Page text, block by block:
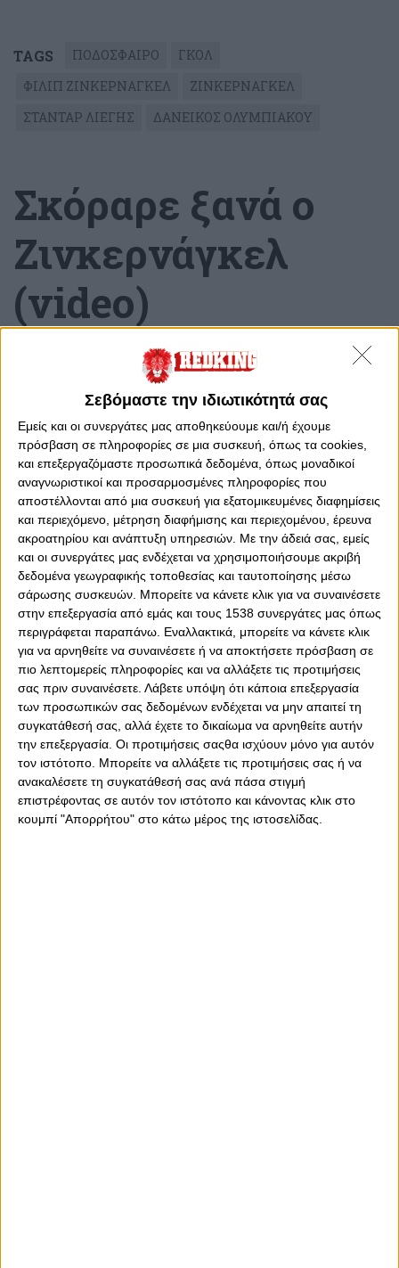
Σεβόμαστε την ιδιωτικότητά σας
Εμείς και οι συνεργάτες μας αποθηκεύουμε και/ή έχουμε
πρόσβαση σε πληροφορίες σε μια συσκευή, όπως τα cookies,
και επεξεργαζόμαστε προσωπικά δεδομένα, όπως μοναδικοί
αναγνωριστικοί και προσαρμοσμένες πληροφορίες που
αποστέλλονται από μια συσκευή για εξατομικευμένες διαφημίσεις
και περιεχόμενο, μέτρηση διαφήμισης και περιεχομένου, έρευνα
ακροατηρίου και ανάπτυξη υπηρεσιών. Με την άδειά σας, εμείς
και οι συνεργάτες μας ενδέχεται να χρησιμοποιήσουμε ακριβή
δεδομένα γεωγραφικής τοποθεσίας και ταυτοποίησης μέσω
σάρωσης συσκευών. Μπορείτε να κάνετε κλικ για να συναινέσετε
στην επεξεργασία από εμάς και τους 1538 συνεργάτες μας όπως
περιγράφεται παραπάνω. Εναλλακτικά, μπορείτε να κάνετε κλικ
για να αρνηθείτε να συναινέσετε ή να αποκτήσετε πρόσβαση σε
πιο λεπτομερείς πληροφορίες και να αλλάξετε τις προτιμήσεις
σας πριν συναινέσετε. Λάβετε υπόψη ότι κάποια επεξεργασία
των προσωπικών σας δεδομένων ενδέχεται να μην απαιτεί τη
συγκατάθεσή σας, αλλά έχετε το δικαίωμα να αρνηθείτε αυτήν
την επεξεργασία. Οι προτιμήσεις σαςθα ισχύουν μόνο για αυτόν
τον ιστότοπο. Μπορείτε να αλλάξετε τις προτιμήσεις σας ή να
ανακαλέσετε τη συγκατάθεσή σας ανά πάσα στιγμή
επιστρέφοντας σε αυτόν τον ιστότοπο και κάνοντας κλικ στο
κουμπί "Απορρήτου" στο κάτω μέρος της ιστοσελίδας.
TAGS ΠΟΔΟΣΦΑΙΡΟ
ΓΚΟΛ
ΦΙΛΙΠ ΖΙΝΚΕΡΝΑΓΚΕΛ
ΖΙΝΚΕΡΝΑΓΚΕΛ
ΣΤΑΝΤΑΡ ΛΙΕΓΗΣ
ΔΑΝΕΙΚΟΣ ΟΛΥΜΠΙΑΚΟΥ
Σκόραρε ξανά ο
Zινκερνάγκελ
(video)
Τρίτη, 16 Μαΐου 2023 - 18:33
0 0
Ένα ακόμα γκολ με τη φανέλα της Σταντάρ Λιέγης
σημείωσε ο Φιλίπ Ζινκερνάγκελ στην αναμέτρηση
κόντρα Βέστερλο.
Ο Δανός μεσοεπιθετικός, ο οποίος είναι δανεικός από
τον Ολυμπιακό, μετά από ωραία συνεργασίας των
παικτών της Σταντάρ, έστειλε την μπάλα στα δίχτυα με
ωραίο πλασέ. Μάλιστα, στην αρχή του ακύρωσαν αλλά
τελικά μέτρησε μετά από εξέταση στο VAR. Για την
ιστορία το ματς έληξε 2-2.